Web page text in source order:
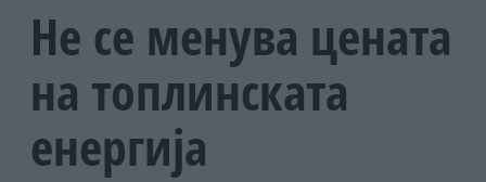
Не се менува цената
на топлинската
енергија